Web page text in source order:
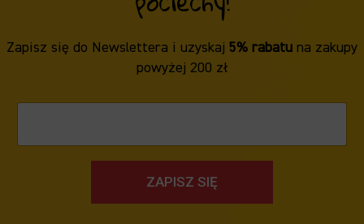
Zapisz się do Newslettera i uzyskaj 5% rabatu na zakupy
powyżej 200 zł
ZAPISZ SIĘ